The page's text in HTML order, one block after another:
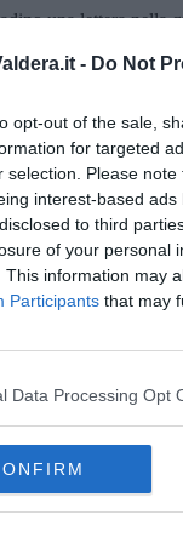
- Do Not
opt-out of the sale,
for targeted
selection. Please
interest-based
to third
of your personal
This information may
Participants that may
Data Processing Opt
una lettera nella
anche il calendario
l'assessore -;
ed al privato
un modo per
le
iscriviti alla
nella tua casella di